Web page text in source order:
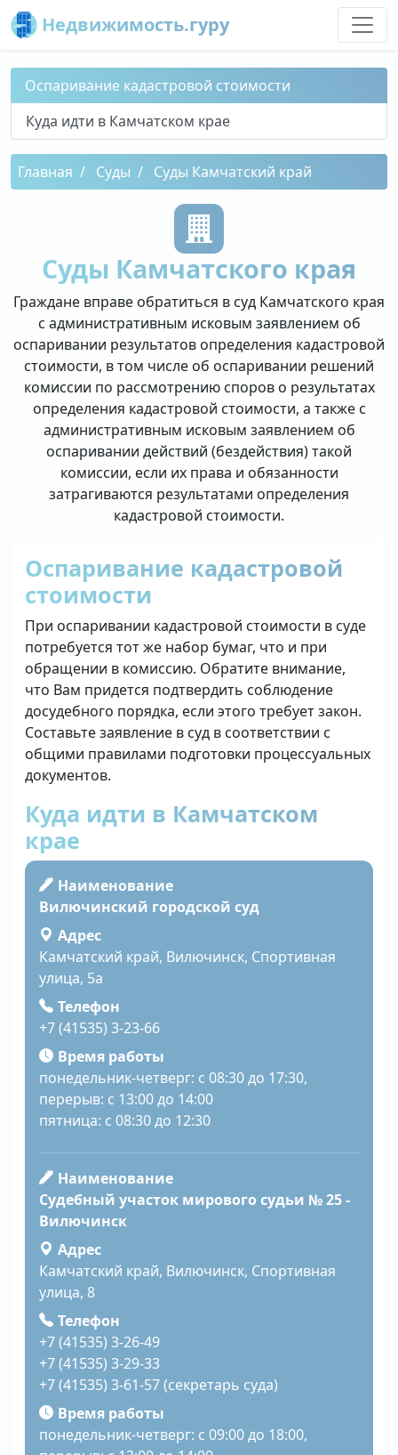
Недвижимость.гуру
Оспаривание кадастровой стоимости
Куда идти в Камчатском крае
Главная Суды Суды Камчатский край
Суды Камчатского края
Граждане вправе обратиться в суд Камчатского края
с административным исковым заявлением об
оспаривании результатов определения кадастровой
стоимости, в том числе об оспаривании решений
комиссии по рассмотрению споров о результатах
определения кадастровой стоимости, а также с
административным исковым заявлением об
оспаривании действий (бездействия) такой
комиссии, если их права и обязанности
затрагиваются результатами определения
кадастровой стоимости.
Оспаривание кадастровой
стоимости
При оспаривании кадастровой стоимости в суде
потребуется тот же набор бумаг, что и при
обращении в комиссию. Обратите внимание,
что Вам придется подтвердить соблюдение
досудебного порядка, если этого требует закон.
Составьте заявление в суд в соответствии с
общими правилами подготовки процессуальных
документов.
Куда идти в Камчатском
крае
Наименование
Вилючинский городской суд
Адрес
Камчатский край, Вилючинск, Спортивная
улица, 5а
Телефон
+7 (41535) 3-23-66
Время работы
понедельник-четверг: с 08:30 до 17:30,
перерыв: с 13:00 до 14:00
пятница: с 08:30 до 12:30
Наименование
Судебный участок мирового судьи № 25 -
Вилючинск
Адрес
Камчатский край, Вилючинск, Спортивная
улица, 8
Телефон
+7 (41535) 3-26-49
+7 (41535) 3-29-33
+7 (41535) 3-61-57 (секретарь суда)
Время работы
понедельник-четверг: с 09:00 до 18:00,